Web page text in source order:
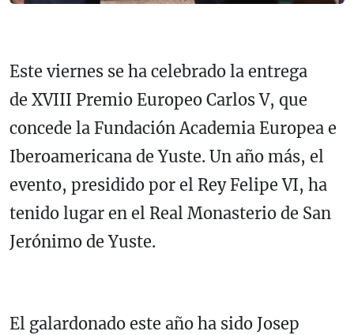
Este viernes se ha celebrado la entrega
de XVIII Premio Europeo Carlos V, que
concede la Fundación Academia Europea e
Iberoamericana de Yuste. Un año más, el
evento, presidido por el Rey Felipe VI, ha
tenido lugar en el Real Monasterio de San
Jerónimo de Yuste.
El galardonado este año ha sido Josep